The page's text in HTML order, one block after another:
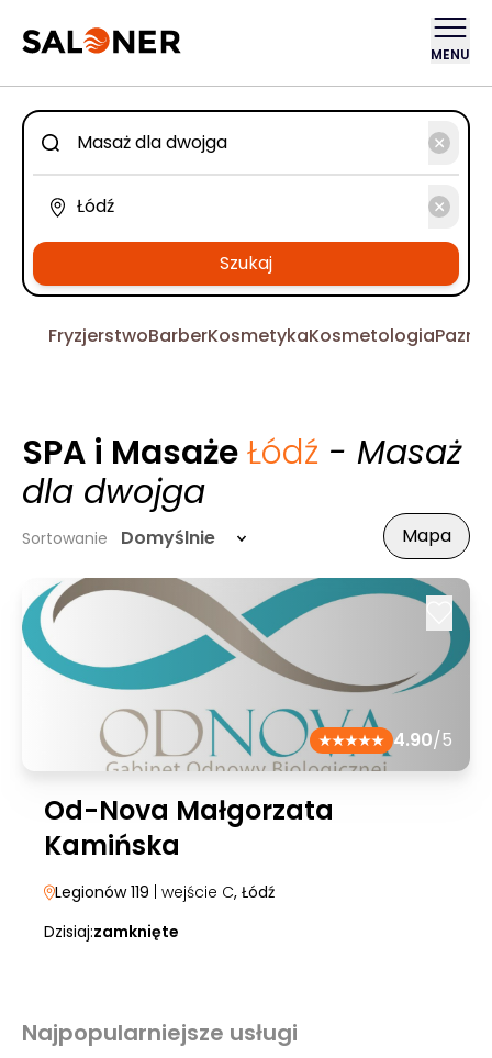
MENU
Szukaj
FryzjerstwoBarberKosmetykaKosmetologia
SPA i MasażeŁódź - Masaż
dla dwojga
Sortowanie Domyślnie Mapa
4.90/5
Od-Nova Małgorzata
Kamińska
Legionów 119 | wejście C, Łódź
Dzisiaj:zamknięte
Najpopularniejsze usługi